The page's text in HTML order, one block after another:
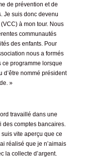
de prévention et de
Je suis donc devenu
à mon tour. Nous
communautés
des enfants. Pour
nous a formés
ce programme lorsque
d’être nommé président
»
travaillé dans une
des comptes bancaires.
vite aperçu que ce
réalisé que je n’aimais
la collecte d’argent.